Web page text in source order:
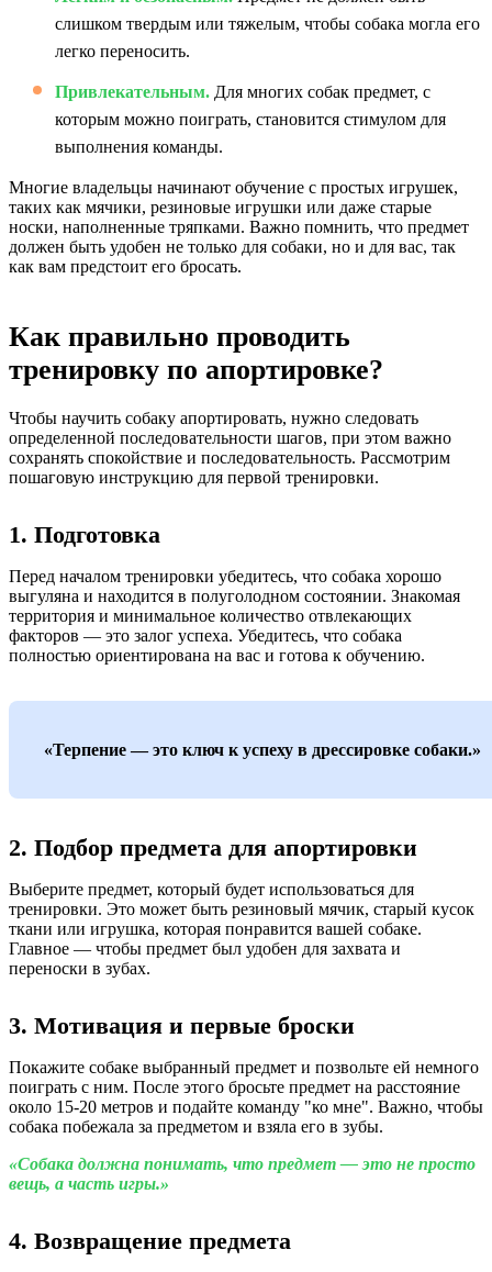
слишком твердым или тяжелым, чтобы собака могла его
легко переносить.
Привлекательным. Для многих собак предмет, с
которым можно поиграть, становится стимулом для
выполнения команды.
Многие владельцы начинают обучение с простых игрушек,
таких как мячики, резиновые игрушки или даже старые
носки, наполненные тряпками. Важно помнить, что предмет
должен быть удобен не только для собаки, но и для вас, так
как вам предстоит его бросать.
Как правильно проводить
тренировку по апортировке?
Чтобы научить собаку апортировать, нужно следовать
определенной последовательности шагов, при этом важно
сохранять спокойствие и последовательность. Рассмотрим
пошаговую инструкцию для первой тренировки.
1. Подготовка
Перед началом тренировки убедитесь, что собака хорошо
выгуляна и находится в полуголодном состоянии. Знакомая
территория и минимальное количество отвлекающих
факторов — это залог успеха. Убедитесь, что собака
полностью ориентирована на вас и готова к обучению.
«Терпение — это ключ к успеху в дрессировке собаки.»
2. Подбор предмета для апортировки
Выберите предмет, который будет использоваться для
тренировки. Это может быть резиновый мячик, старый кусок
ткани или игрушка, которая понравится вашей собаке.
Главное — чтобы предмет был удобен для захвата и
переноски в зубах.
3. Мотивация и первые броски
Покажите собаке выбранный предмет и позвольте ей немного
поиграть с ним. После этого бросьте предмет на расстояние
около 15-20 метров и подайте команду "ко мне". Важно, чтобы
собака побежала за предметом и взяла его в зубы.
«Собака должна понимать, что предмет — это не просто
вещь, а часть игры.»
4. Возвращение предмета